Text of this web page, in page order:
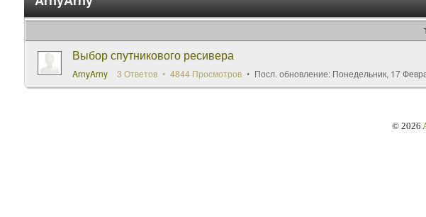
Выбор спутникового ресивера
ArnyArny 3 Ответов 4844 Просмотров Посл. обновление: Понедельник, 17
© 2026